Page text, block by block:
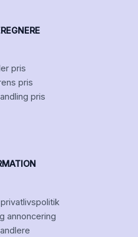
pris
pris
pris
annoncering